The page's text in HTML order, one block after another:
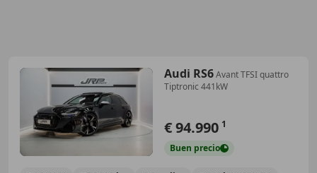
Audi RS6Avant TFSI quattro
Tiptronic 441kW
€ 94.990 1
Buen precio